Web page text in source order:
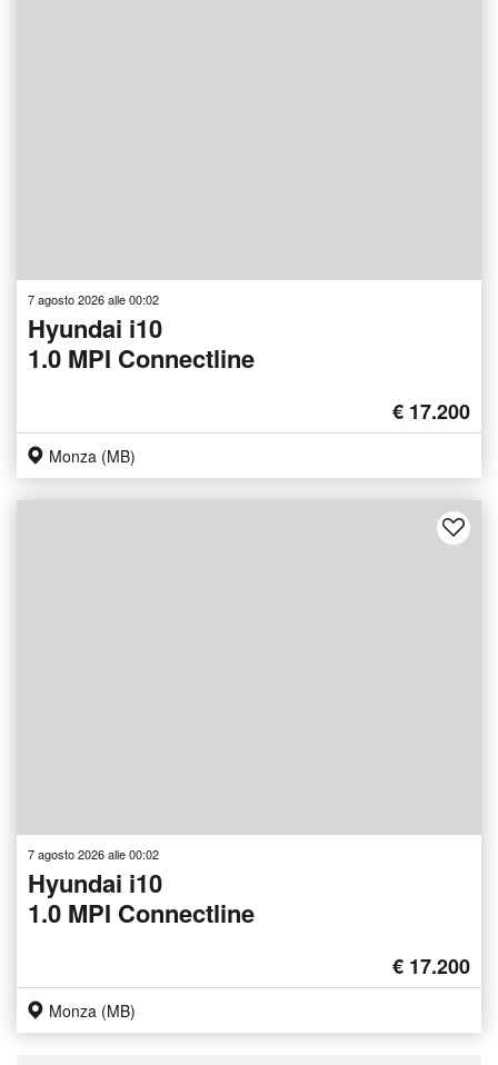
7 agosto 2026 alle 00:02
Hyundai i10
1.0 MPI Connectline
€ 17.200
Monza (MB)
7 agosto 2026 alle 00:02
Hyundai i10
1.0 MPI Connectline
€ 17.200
Monza (MB)